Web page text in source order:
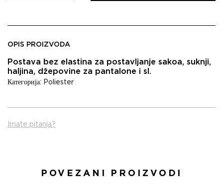
OPIS PROIZVODA
Postava bez elastina za postavljanje sakoa, suknji,
haljina, džepovine za pantalone i sl.
Категорија: Poliester
Imate pitanja?
POVEZANI PROIZVODI